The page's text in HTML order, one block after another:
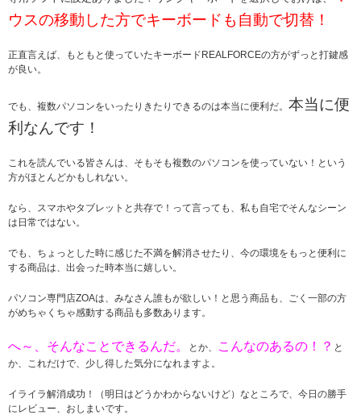
ウスの移動した方でキーボードも自動で切替！
正直言えば、もともと使っていたキーボードREALFORCEの方がずっと打鍵感
が良い。
でも、複数パソコンをいったりきたりできるのは本当に便利だ。 本当に便
利なんです！
これを読んでいる皆さんは、そもそも複数のパソコンを使っていない！という
方がほとんどかもしれない。
なら、スマホやタブレットと共存で！って言っても、私も自宅でそんなシーン
は日常ではない。
でも、ちょっとした時に感じた不満を解消させたり、今の環境をもっと便利に
する商品は、出会った時本当に嬉しい。
パソコン専門店ZOAは、みなさん誰もが欲しい！と思う商品も、ごく一部の方
がめちゃくちゃ感動する商品も多数あります。
へ～、そんなことできるんだ。 とか、 こんなのあるの！？ と
か、これだけで、少し得した気分になれますよ。
イライラ解消成功！（明日はどうかわからないけど）なところで、今日の勝手
にレビュー、おしまいです。